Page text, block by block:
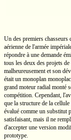
Un des premiers chasseurs
aérienne de l'armée
répondre à une demande
tous les deux des projets
malheureusement et son
était un monoplan
grand moteur radial monté
compétition. Cependant,
que la structure de la
évalué comme un substitut
satisfaisant, mais il ne
d'accepter une version
prototype.